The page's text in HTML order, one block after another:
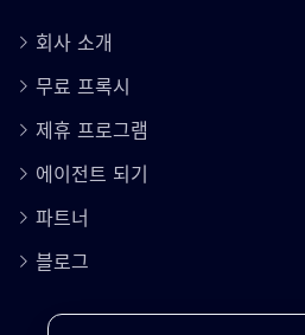
회사 소개
무료 프록시
제휴 프로그램
에이전트 되기
파트너
블로그